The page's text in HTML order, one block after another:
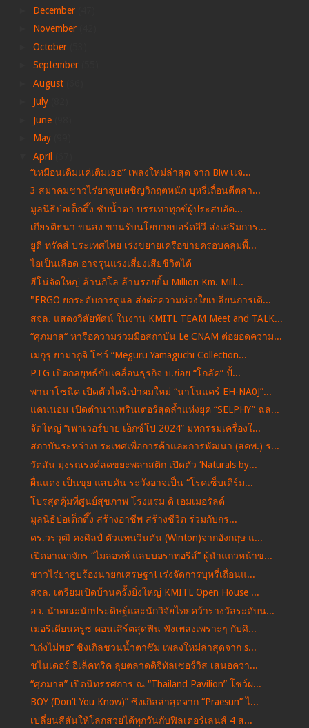
December
November
October
September
August
July
June
May
April
“เหมือนเดิมเเค่เติมเธอ” เพลงใหม่ล่าสุด จาก Biw เเจ...
3 สมาคมชาวไร่ยาสูบเผชิญวิกฤตหนัก บุหรี่เถื่อนตีตลา...
มูลนิธิป่อเต็กตึ๊ง ซับน้ำตา บรรเทาทุกข์ผู้ประสบอัค...
เกียรติธนา ขนส่ง ขานรับนโยบายบอร์ดอีวี ส่งเสริมการ...
ยูดี ทรัคส์ ประเทศไทย เร่งขยายเครือข่ายครอบคลุมพื้...
ไอเป็นเลือด อาจรุนแรงเสี่ยงเสียชีวิตได้
ฮีโน่จัดใหญ่ ล้านกิโล ล้านรอยยิ้ม Million Km. Mill...
"ERGO ยกระดับการดูแล ส่งต่อความห่วงใยเปลี่ยนการเดิ...
สจล. แสดงวิสัยทัศน์ ในงาน KMITL TEAM Meet and TALK...
“ศุภมาส“ หารือความร่วมมือสถาบัน Le CNAM ต่อยอดความ...
เมกุรุ ยามากูจิ โชว์ “Meguru Yamagุuchi Collection...
PTG เปิดกลยุทธ์ขับเคลื่อนธุรกิจ บ.ย่อย “โกลัค” ปั้...
พานาโซนิค เปิดตัวไดร์เป่าผมใหม่ “นาโนแคร์ EH-NA0J”...
แคนนอน เปิดตำนานพรินเตอร์สุดล้ำแห่งยุค “SELPHY” ฉล...
จัดใหญ่ “เพาเวอร์บาย เอ็กซ์โป 2024” มหกรรมเครื่องใ...
สถาบันระหว่างประเทศเพื่อการค้าและการพัฒนา (สคพ.) ร...
วัตสัน มุ่งรณรงค์ลดขยะพลาสติก เปิดตัว ‘Naturals by...
ผื่นแดง เป็นขุย แสบคัน ระวังอาจเป็น “โรคเซ็บเดิร์ม...
โปรสุดคุ้มที่ศูนย์สุขภาพ โรงแรม ดิ เอมเมอรัลด์
มูลนิธิป่อเต็กตึ๊ง สร้างอาชีพ สร้างชีวิต ร่วมกับกร...
ดร.วรวุฒิ คงศิลป์ ตัวแทนวินตัน (Winton)จากอังกฤษ แ...
เปิดอาณาจักร “ไมลอทท์ แลบบอราทอรีส์” ผู้นำแถวหน้าข...
ชาวไร่ยาสูบร้องนายกเศรษฐา! เร่งจัดการบุหรี่เถื่อนแ...
สจล. เตรียมเปิดบ้านครั้งยิ่งใหญ่ KMITL Open House ...
อว. นำคณะนักประดิษฐ์และนักวิจัยไทยคว้ารางวัลระดับน...
เมอริเดียนครูซ คอนเสิร์ตสุดฟิน ฟังเพลงเพราะๆ กับศิ...
“เก่งไม่พอ” ซิงเกิลชวนน้ำตาซึม เพลงใหม่ล่าสุดจาก s...
ชไนเดอร์ อิเล็คทริค ลุยตลาดดิจิทัลเซอร์วิส เสนอควา...
“ศุภมาส” เปิดนิทรรศการ ณ “Thailand Pavilion” โชว์ผ...
BOY (Don’t You Know)” ซิงเกิลล่าสุดจาก “Praesun” ไ...
เปลี่ยนสีสันให้โลกสวยได้ทุกวันกับฟิลเตอร์เลนส์ 4 ส...